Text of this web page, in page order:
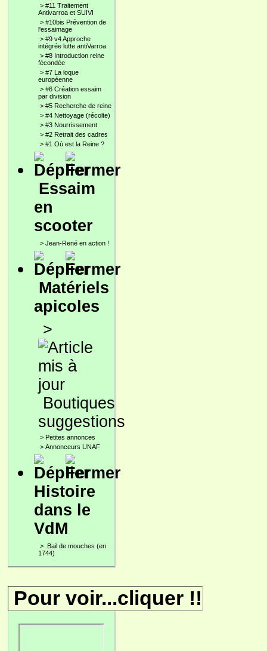
> #11 Traitement
Antivarroa et SUIVI
> #10bis Prévention de
l'essaimage
> #9 v4 Approche
intégrée lutte antiVarroa
> #8 Introduction reine
fécondée
> #7 La loque
européenne
> #6 Création essaim
par division
> #5 Recherche de reine
> #4 Nettoyage (récolte)
> #3 Nourrissement
> #2 Retrait des cadres
> #1 Où est la Reine ?
Essaim
en
scooter
> Jean-René en action !
Matériels
apicoles
>
Boutiques
suggestions
> Petites annonces
> Annonceurs UNAF
Histoire
dans le
VdM
> Bail de mouches (en
1744)
Pour voir...cliquer !!